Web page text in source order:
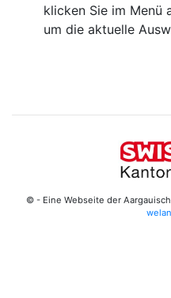
klicken Sie im Menü
um die aktuelle
© - Eine Webseite der